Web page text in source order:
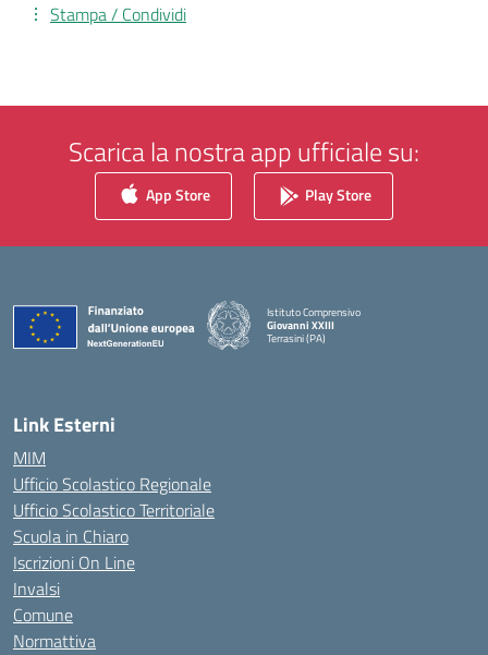
Stampa / Condividi
Scarica la nostra app ufficiale su:
App Store Play Store
Istituto Comprensivo
Giovanni XXIII
Terrasini (PA)
Link Esterni
MIM
Ufficio Scolastico Regionale
Ufficio Scolastico Territoriale
Scuola in Chiaro
Iscrizioni On Line
Invalsi
Comune
Normattiva